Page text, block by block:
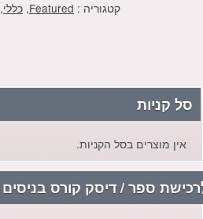
קטגוריה : Featured
, כללי,
סל קניות
אין מוצרים בסל הקניות.
ספר / דיסק קורס בניסים